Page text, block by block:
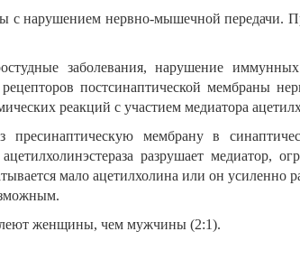
с нарушением нервно-мышечной передачи.
заболевания, нарушение
постсинаптической мембраны
реакций с участием медиатора
пресинаптическую мембрану в
разрушает медиатор,
мало ацетилхолина или он усиленно
женщины, чем мужчины (2:1).